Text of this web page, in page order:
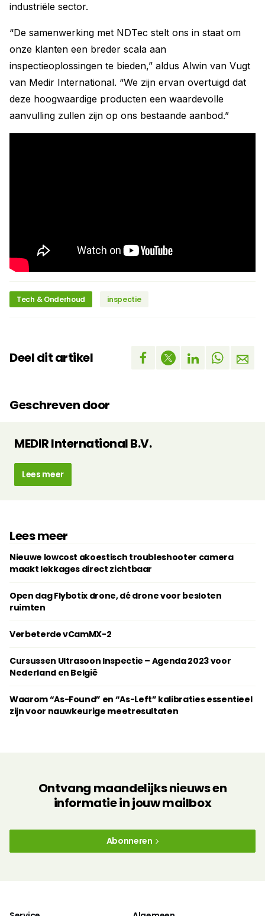
industriële sector.
“De samenwerking met NDTec stelt ons in staat om
onze klanten een breder scala aan
inspectieoplossingen te bieden,” aldus Alwin van Vugt
van Medir International. “We zijn ervan overtuigd dat
deze hoogwaardige producten een waardevolle
aanvulling zullen zijn op ons bestaande aanbod.”
Tech & Onderhoud inspectie
Deel dit artikel
Geschreven door
MEDIR International B.V.
Lees meer
Lees meer
Nieuwe lowcost akoestisch troubleshooter camera
maakt lekkages direct zichtbaar
Open dag Flybotix drone, dé drone voor besloten
ruimten
Verbeterde vCamMX-2
Cursussen Ultrasoon Inspectie – Agenda 2023 voor
Nederland en België
Waarom “As-Found” en “As-Left” kalibraties essentieel
zijn voor nauwkeurige meetresultaten
Ontvang maandelijks nieuws en
informatie in jouw mailbox
Abonneren